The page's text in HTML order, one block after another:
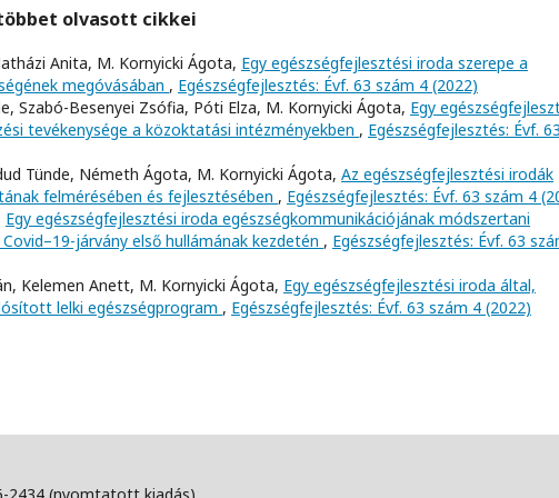
olvasott cikkei
Anita, M. Kornyicki Ágota, Egy egészségfejlesztési iroda szerepe a
megóvásában , Egészségfejlesztés: Évf. 63 szám 4 (2022)
Szabó-Besenyei Zsófia, Póti Elza, M. Kornyicki Ágota, Egy
tevékenysége a közoktatási intézményekben , Egészségfejlesztés: Évf. 63
Tünde, Németh Ágota, M. Kornyicki Ágota, Az egészségfejlesztési irodák
felmérésében és fejlesztésében , Egészségfejlesztés: Évf. 63 szám 4
Egy egészségfejlesztési iroda egészségkommunikációjának módszertani
járvány első hullámának kezdetén , Egészségfejlesztés: Évf. 63
Kelemen Anett, M. Kornyicki Ágota, Egy egészségfejlesztési iroda által,
lelki egészségprogram , Egészségfejlesztés: Évf. 63 szám 4 (2022)